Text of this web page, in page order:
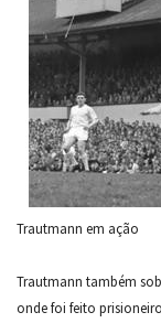
Trautmann em ação
Trautmann também
onde foi feito